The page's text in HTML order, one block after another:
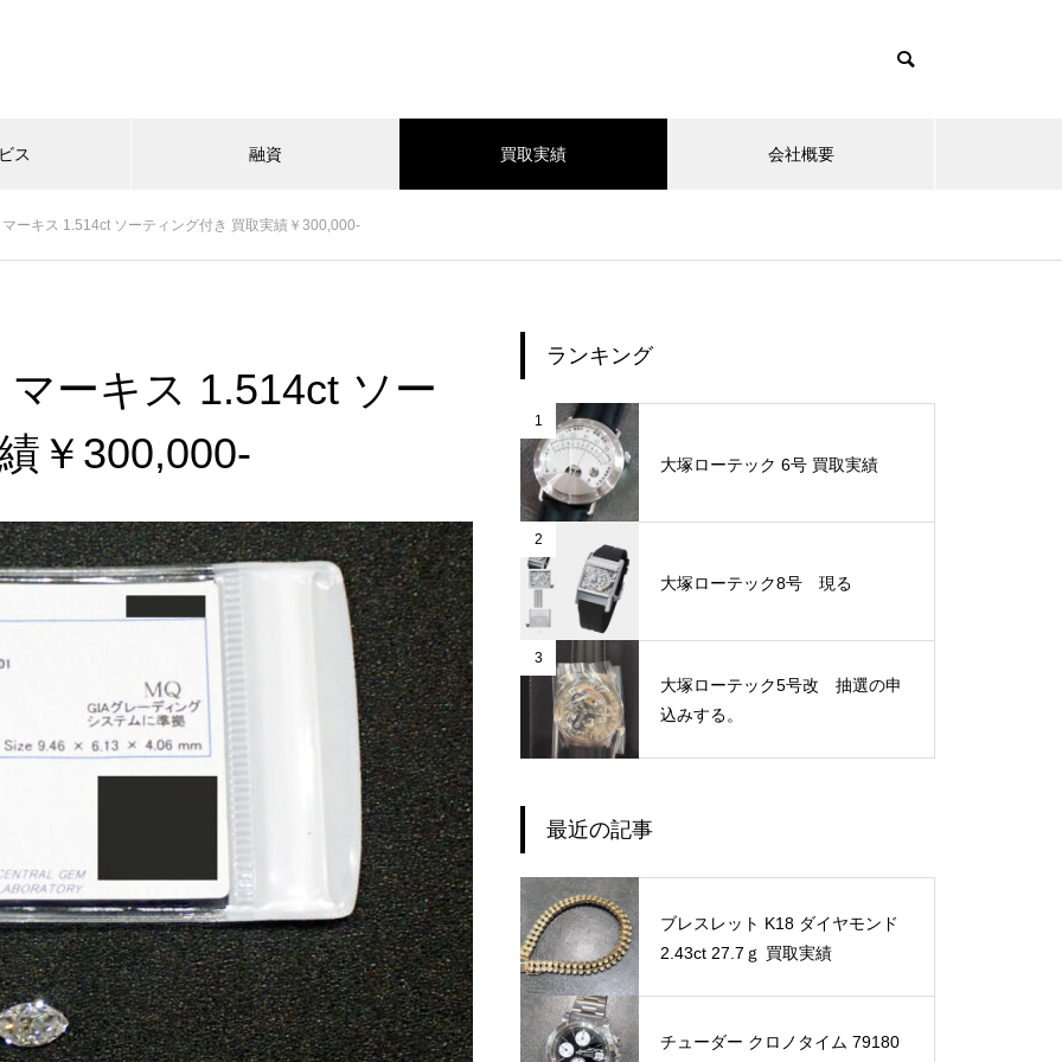
ス 融資 買取実績 会社概要
ーキス 1.514ct ソーティング付き 買取実績￥300,000-
ーキス 1.514ct ソー
￥300,000-
ランキング
1
大塚ローテック 6号 買取実績
2
大塚ローテック8号 現る
3
大塚ローテック5号改 抽選の申
込みする。
最近の記事
ブレスレット K18 ダイヤモンド
2.43ct 27.7ｇ 買取実績
チューダー クロノタイム 79180